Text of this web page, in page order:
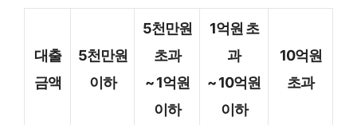
대출
금액
5천만원
이하
5천만원
초과
~ 1억원
이하
1억원 초
과
~ 10억원
이하
10억원
초과